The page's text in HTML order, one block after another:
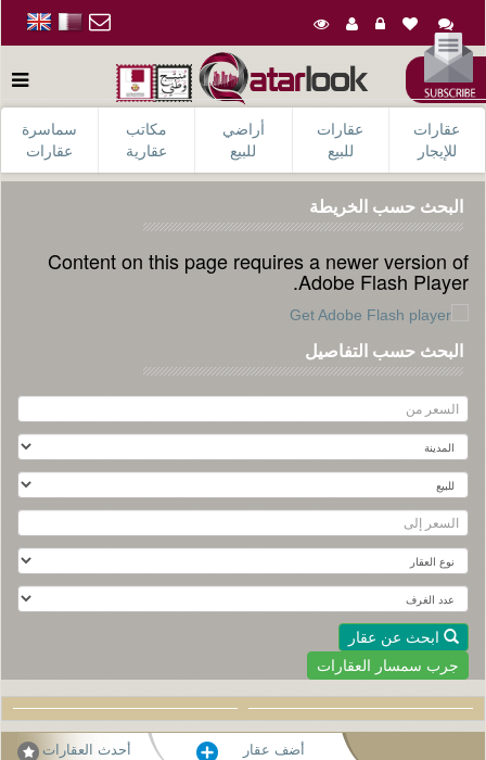
سماسرة
عقارات
مكاتب
عقارية
أراضي
للبيع
عقارات
للبيع
عقارات
للإيجار
البحث حسب الخريطة
Content on this page requires a newer version of
Adobe Flash Player.
البحث حسب التفاصيل
ابحث عن عقار
جرب سمسار العقارات
أحدث العقارات أضف عقار